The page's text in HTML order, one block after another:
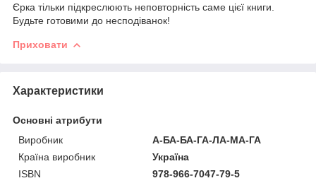
Єрка тільки підкреслюють неповторність саме цієї книги.
Будьте готовими до несподіванок!
Приховати
Характеристики
Основні атрибути
Виробник
А-БА-БА-ГА-ЛА-МА-ГА
Країна виробник
Україна
ISBN
978-966-7047-79-5